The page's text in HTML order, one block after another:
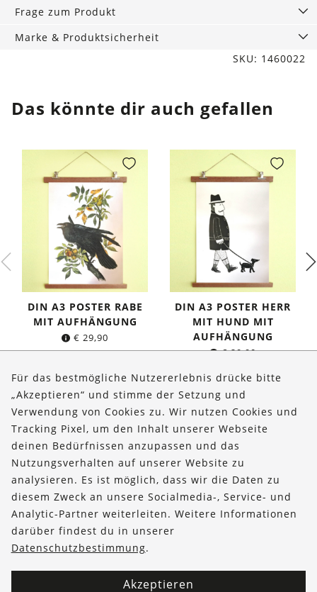
Menge
Frage zum Produkt
Marke & Produktsicherheit
SKU: 1460022
Das könnte dir auch gefallen
DIN A3 POSTER RABE
MIT AUFHÄNGUNG
€ 29,90
DIN A3 POSTER HERR
MIT HUND MIT
AUFHÄNGUNG
€29,90
Über uns
Bestellungen
Kontakt & Hilfe
FOLLOW US
Für das bestmögliche Nutzererlebnis drücke bitte
„Akzeptieren“ und stimme der Setzung und
Verwendung von Cookies zu. Wir nutzen Cookies und
Tracking Pixel, um den Inhalt unserer Webseite
deinen Bedürfnissen anzupassen und das
Nutzungsverhalten auf unserer Website zu
analysieren. Es ist möglich, dass wir die Daten zu
diesem Zweck an unsere Socialmedia-, Service- und
Analytic-Partner weiterleiten. Weitere Informationen
darüber findest du in unserer
Datenschutzbestimmung.
Akzeptieren